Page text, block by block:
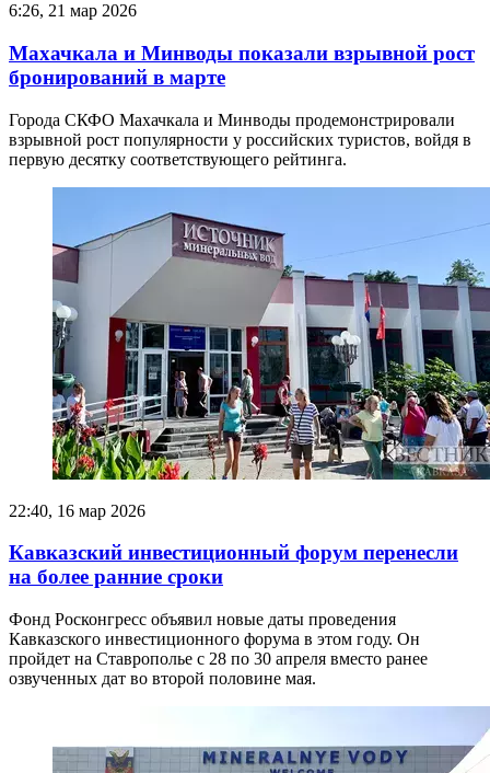
6:26, 21 мар 2026
Махачкала и Минводы показали взрывной рост
бронирований в марте
Города СКФО Махачкала и Минводы продемонстрировали
взрывной рост популярности у российских туристов, войдя в
первую десятку соответствующего рейтинга.
22:40, 16 мар 2026
Кавказский инвестиционный форум перенесли
на более ранние сроки
Фонд Росконгресс объявил новые даты проведения
Кавказского инвестиционного форума в этом году. Он
пройдет на Ставрополье с 28 по 30 апреля вместо ранее
озвученных дат во второй половине мая.